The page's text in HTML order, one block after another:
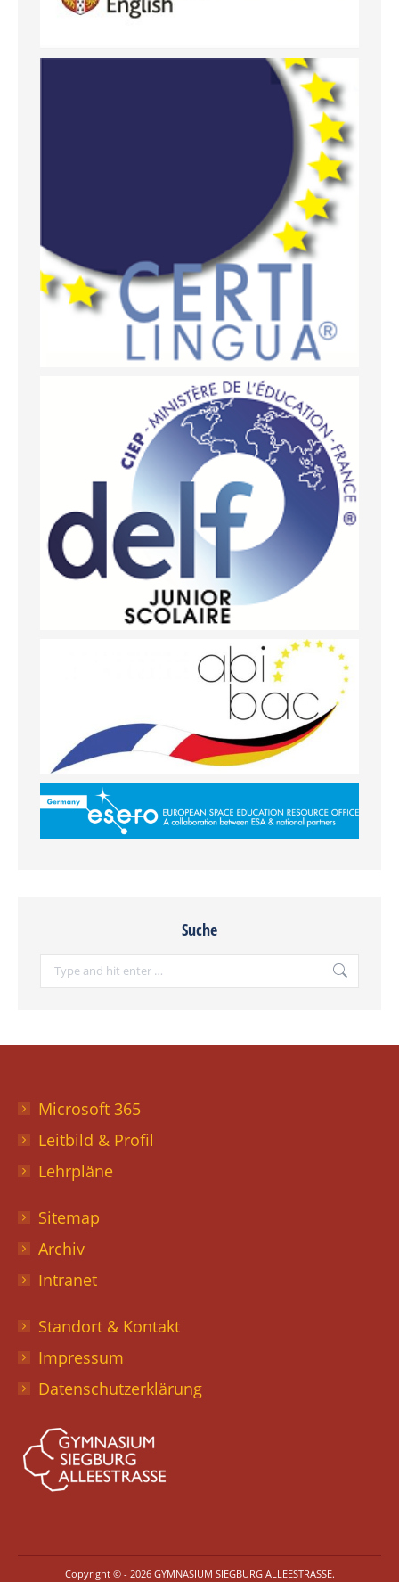
Suche
Microsoft 365
Leitbild & Profil
Lehrpläne
Sitemap
Archiv
Intranet
Standort & Kontakt
Impressum
Datenschutzerklärung
Copyright © - 2026 GYMNASIUM SIEGBURG ALLEESTRASSE.